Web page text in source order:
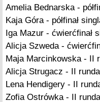
Amelia Bednarska -
Kaja Góra - półfinał
Iga Mazur - ćwierćfinał
Alicja Szweda -
Maja Marcinkowska - II
Alicja Strugacz - II
Lena Hendigery - II
Zofia Ostrówka - II